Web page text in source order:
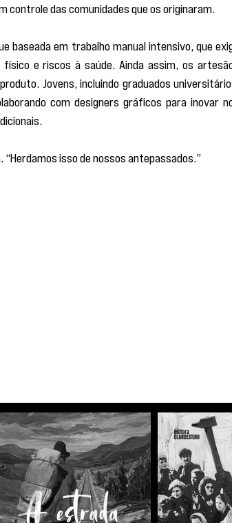
das comunidades que os originaram.
baseada em trabalho manual intensivo, que
e riscos à saúde. Ainda assim, os
Jovens, incluindo graduados
com designers gráficos para inovar
“Herdamos isso de nossos antepassados.”